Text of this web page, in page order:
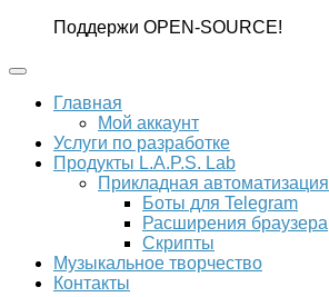
Поддержи OPEN-SOURCE!
Главная
Мой аккаунт
Услуги по разработке
Продукты L.A.P.S. Lab
Прикладная автоматизация
Боты для Telegram
Расширения браузера
Скрипты
Музыкальное творчество
Контакты